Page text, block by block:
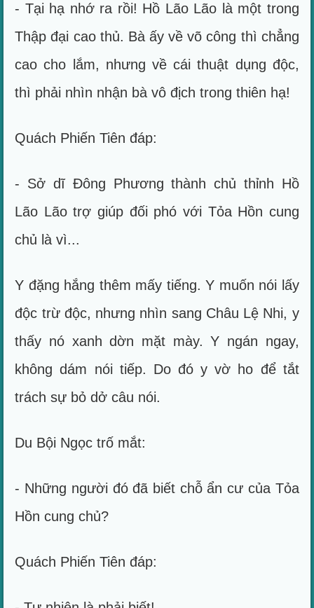
- Tại hạ nhớ ra rồi! Hồ Lão Lão là một trong
Thập đại cao thủ. Bà ấy về võ công thì chẳng
cao cho lắm, nhưng về cái thuật dụng độc,
thì phải nhìn nhận bà vô địch trong thiên hạ!
Quách Phiến Tiên đáp:
- Sở dĩ Đông Phương thành chủ thỉnh Hồ
Lão Lão trợ giúp đối phó với Tỏa Hồn cung
chủ là vì...
Y đặng hắng thêm mấy tiếng. Y muốn nói lấy
độc trừ độc, nhưng nhìn sang Châu Lệ Nhi, y
thấy nó xanh dờn mặt mày. Y ngán ngay,
không dám nói tiếp. Do đó y vờ ho để tắt
trách sự bỏ dở câu nói.
Du Bội Ngọc trố mắt:
- Những người đó đã biết chỗ ẩn cư của Tỏa
Hồn cung chủ?
Quách Phiến Tiên đáp: